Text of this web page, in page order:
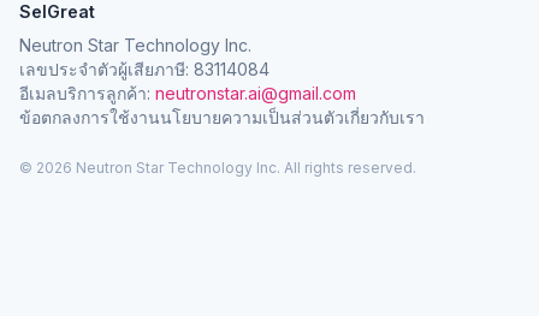
SelGreat
Neutron Star Technology Inc.
เลขประจำตัวผู้เสียภาษี: 83114084
อีเมลบริการลูกค้า: neutronstar.ai@gmail.com
ข้อตกลงการใช้งานนโยบายความเป็นส่วนตัวเกี่ยวกับเรา
© 2026 Neutron Star Technology Inc. All rights reserved.